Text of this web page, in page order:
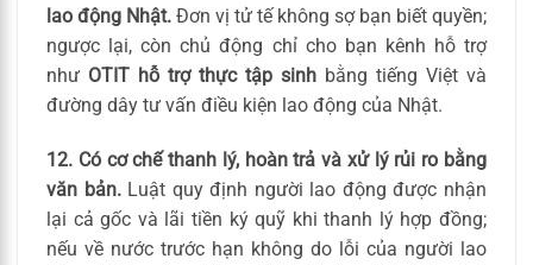
lao động Nhật. Đơn vị tử tế không sợ bạn biết quyền;
ngược lại, còn chủ động chỉ cho bạn kênh hỗ trợ
như OTIT hỗ trợ thực tập sinh bằng tiếng Việt và
đường dây tư vấn điều kiện lao động của Nhật.
12. Có cơ chế thanh lý, hoàn trả và xử lý rủi ro bằng
văn bản.Luật quy định người lao động được nhận
lại cả gốc và lãi tiền ký quỹ khi thanh lý hợp đồng;
nếu về nước trước hạn không do lỗi của người lao